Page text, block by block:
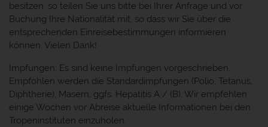
besitzen, so teilen Sie uns bitte bei Ihrer Anfrage und vor
Buchung Ihre Nationalität mit, so dass wir Sie über die
entsprechenden Einreisebestimmungen informieren
können. Vielen Dank!
Impfungen: Es sind keine Impfungen vorgeschrieben.
Empfohlen werden die Standardimpfungen (Polio, Tetanus,
Diphtherie), Masern, ggfs. Hepatitis A / (B). Wir empfehlen
einige Wochen vor Abreise aktuelle Informationen bei den
Tropeninstituten einzuholen.